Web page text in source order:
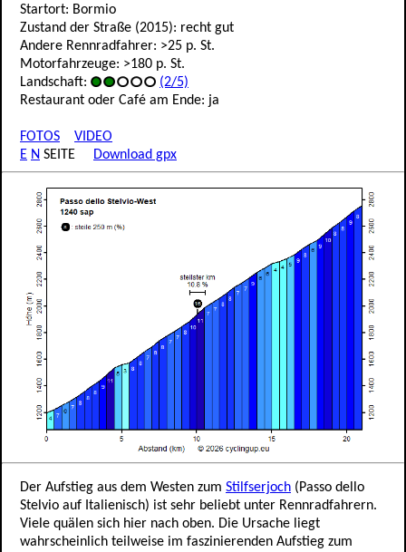
Startort: Bormio
Zustand der Straße (2015): recht gut
Andere Rennradfahrer: >25 p. St.
Motorfahrzeuge: >180 p. St.
Landschaft:
(2/5)
Restaurant oder Café am Ende: ja
FOTOS
VIDEO
E N SEITE Download gpx
Der Aufstieg aus dem Westen zum Stilfserjoch (Passo dello
Stelvio auf Italienisch) ist sehr beliebt unter Rennradfahrern.
Viele quälen sich hier nach oben. Die Ursache liegt
wahrscheinlich teilweise im faszinierenden Aufstieg zum